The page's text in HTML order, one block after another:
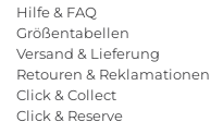
Hilfe & FAQ
Größentabellen
Versand & Lieferung
Retouren & Reklamationen
Click & Collect
Click & Reserve